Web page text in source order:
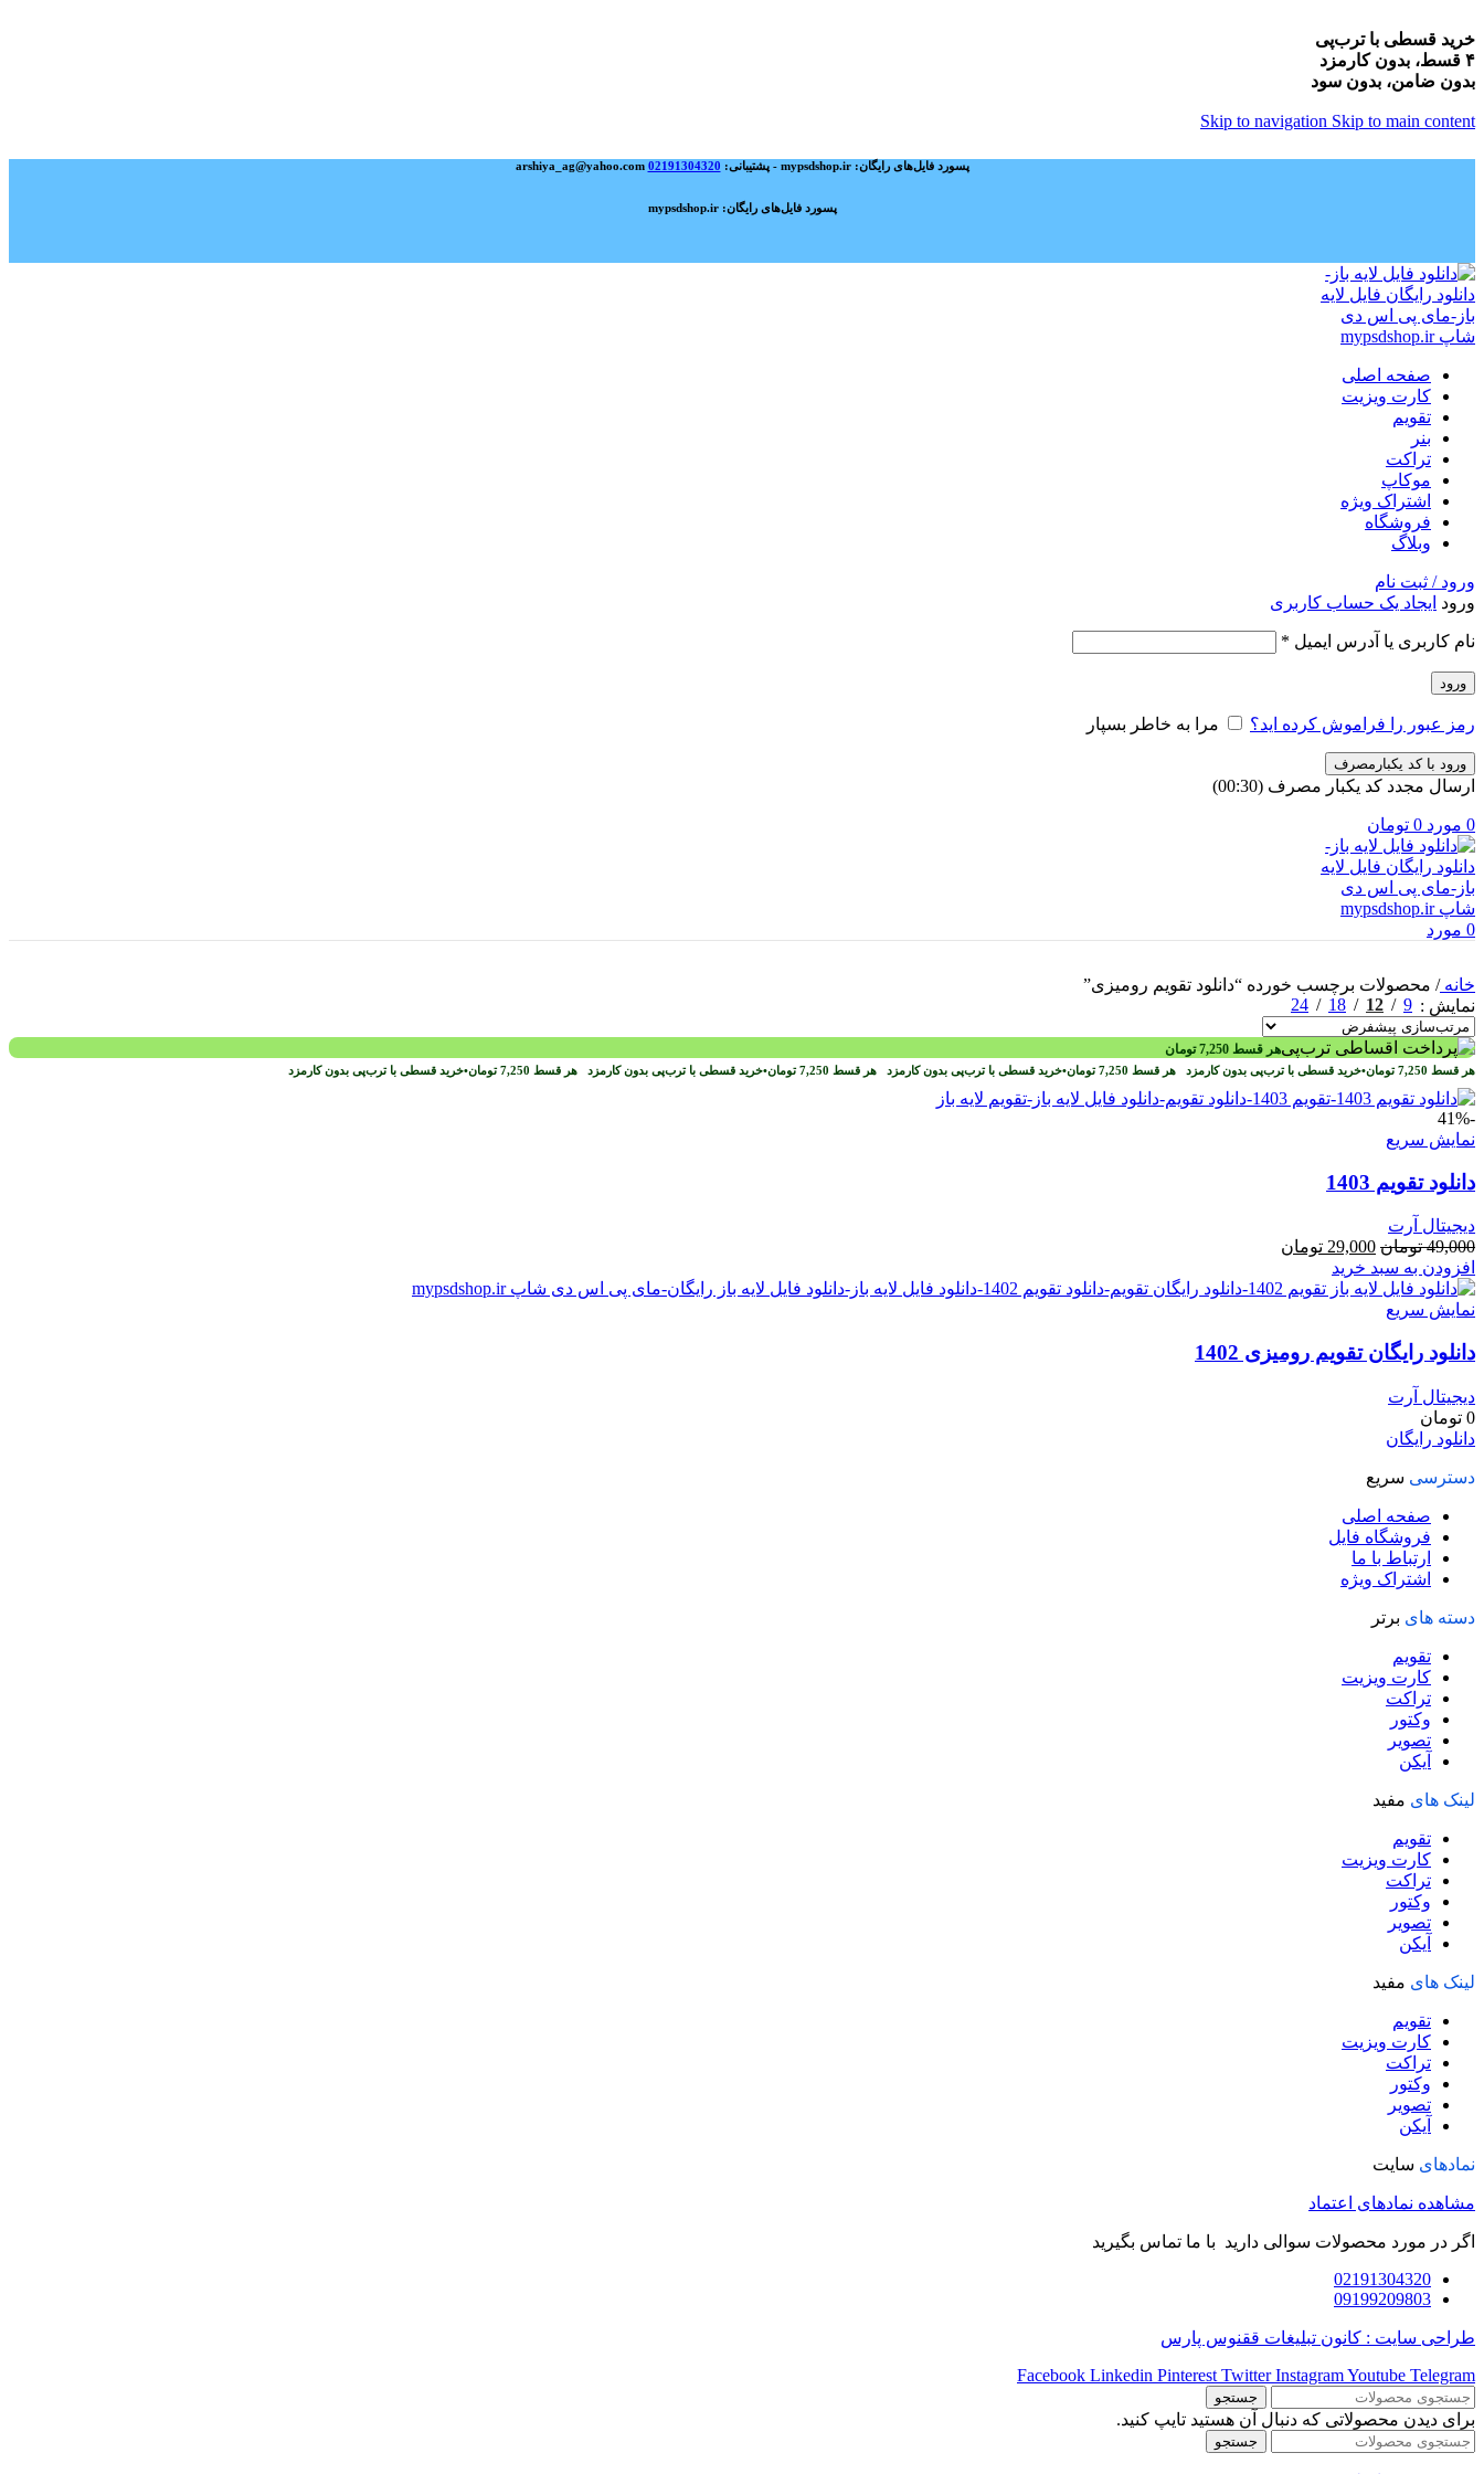
خرید قسطی با ترب‌پی
۴ قسط، بدون کارمزد
بدون ضامن، بدون سود
Skip to navigation Skip to main content
پسورد فایل‌های رایگان: mypsdshop.ir - پشتیبانی: arshiya_ag@yahoo.com 02191304320
پسورد فایل‌های رایگان: mypsdshop.ir
صفحه اصلی
کارت ویزیت
تقویم
بنر
تراکت
موکاپ
اشتراک ویژه
فروشگاه
وبلاگ
ورود / ثبت نام
ورود ایجاد یک حساب کاربری
نام کاربری یا آدرس ایمیل *
ورود
رمز عبور را فراموش کرده اید؟ مرا به خاطر بسپار
ورود با کد یکبارمصرف
ارسال مجدد کد یکبار مصرف (00:
30
)
0 مورد 0 تومان
0 مورد
خانه/ محصولات برچسب خورده “دانلود تقویم رومیزی”
نمایش
9
12
18
24
هر قسط 7,250 تومان
هر قسط 7,250 تومان•خرید قسطی با ترب‌پی بدون کارمزد هر قسط 7,250 تومان•خرید قسطی با ترب‌پی بدون کارمزد هر قسط 7,250 تومان•خرید قسطی با ترب‌پی بدون کارمزد هر قسط 7,250 تومان•خرید قسطی با ترب‌پی بدون کارمزد
-41%
نمایش سریع
دانلود تقویم 1403
دیجیتال آرت
49,000 تومان قیمت
اصلی
49,000 تومان
29,000 تومان
29,000 تومان
افزودن به سبد خرید
نمایش سریع
دانلود رایگان تقویم رومیزی 1402
دیجیتال آرت
0 تومان
دانلود رایگان
دسترسی سریع
صفحه اصلی
فروشگاه فایل
ارتباط با ما
اشتراک ویژه
دسته های برتر
تقویم
کارت ویزیت
تراکت
وکتور
تصویر
آیکن
لینک های مفید
تقویم
کارت ویزیت
تراکت
وکتور
تصویر
آیکن
لینک های مفید
تقویم
کارت ویزیت
تراکت
وکتور
تصویر
آیکن
نمادهای سایت
مشاهده نمادهای اعتماد
اگر در مورد محصولات سوالی دارید با ما تماس بگیرید
02191304320
09199209803
طراحی سایت : کانون تبلیغات ققنوس پارس
Facebook Linkedin Pinterest Twitter InstagramYoutube Telegram
جستجو
برای دیدن محصولاتی که دنبال آن هستید تایپ کنید.
جستجو